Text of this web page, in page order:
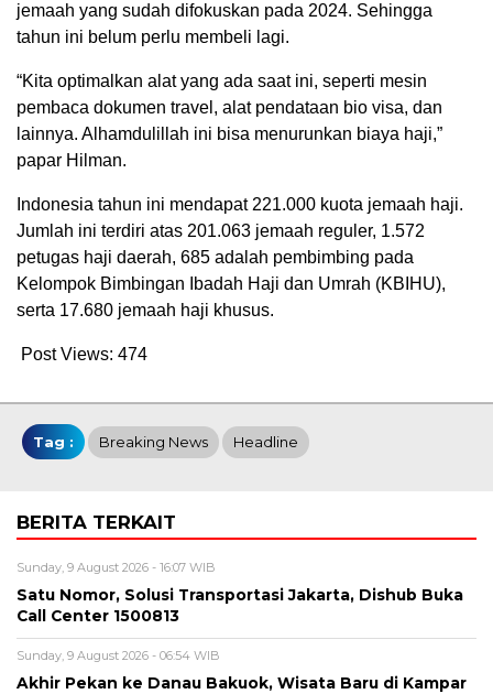
jemaah yang sudah difokuskan pada 2024. Sehingga
tahun ini belum perlu membeli lagi.
“Kita optimalkan alat yang ada saat ini, seperti mesin
pembaca dokumen travel, alat pendataan bio visa, dan
lainnya. Alhamdulillah ini bisa menurunkan biaya haji,”
papar Hilman.
Indonesia tahun ini mendapat 221.000 kuota jemaah haji.
Jumlah ini terdiri atas 201.063 jemaah reguler, 1.572
petugas haji daerah, 685 adalah pembimbing pada
Kelompok Bimbingan Ibadah Haji dan Umrah (KBIHU),
serta 17.680 jemaah haji khusus.
Post Views: 474
Tag : Breaking News Headline
BERITA TERKAIT
Sunday, 9 August 2026 - 16:07 WIB
Satu Nomor, Solusi Transportasi Jakarta, Dishub Buka
Call Center 1500813
Sunday, 9 August 2026 - 06:54 WIB
Akhir Pekan ke Danau Bakuok, Wisata Baru di Kampar